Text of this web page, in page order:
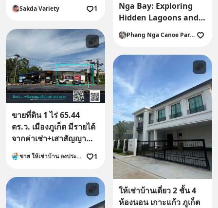
Sakda Variety 1
Nga Bay: Exploring
Hidden Lagoons and
Sea Caves
Phang Nga Canoe Paradise.
ขายที่ดิน 1 ไร่ 65.44
ตร.ว. เมืองภูเก็ต มีรายได้
จากค่าเช่า+เสาสัญญาณ
(ไม่รับนายหน้า) โทร 089-
6496664
ขาย ให้เช่าบ้าน ลงประกาศ ที่ดิน คอนโด อาคารพาณิชย์ 1
ให้เช่าบ้านเดี่ยว 2 ชั้น 4
ห้องนอน เกาะแก้ว ภูเก็ต